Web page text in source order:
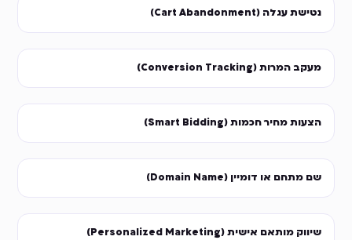
נטישת עגלה (Cart Abandonment)
מעקב המרות (Conversion Tracking)
הצעות מחיר חכמות (Smart Bidding)
שם מתחם או דומיין (Domain Name)
שיווק מותאם אישית (Personalized Marketing)